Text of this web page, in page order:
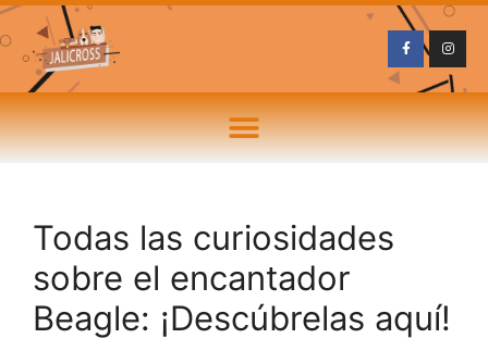
Todas las curiosidades
sobre el encantador
Beagle: ¡Descúbrelas aquí!